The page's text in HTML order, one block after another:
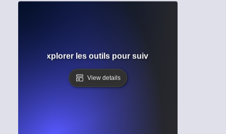
citation ? Explorer les outils pour suivre l'influence et
View details